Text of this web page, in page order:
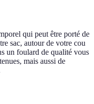
qui peut être porté de
sac, autour de votre cou
un foulard de qualité vous
mais aussi de